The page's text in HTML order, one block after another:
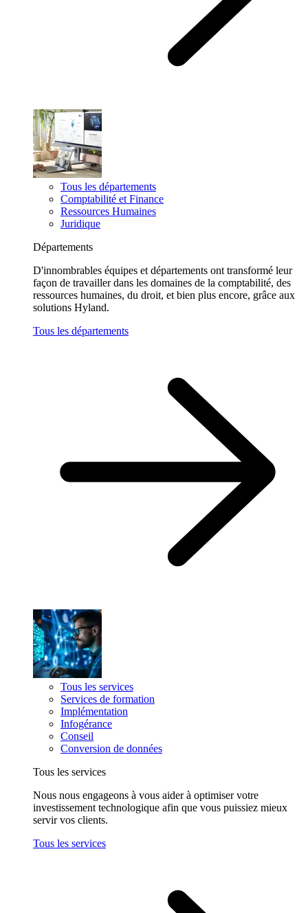
Tous les départements
Comptabilité et Finance
Ressources Humaines
Juridique
Départements
D'innombrables équipes et départements ont transformé leur
façon de travailler dans les domaines de la comptabilité, des
ressources humaines, du droit, et bien plus encore, grâce aux
solutions Hyland.
Tous les départements
Tous les services
Services de formation
Implémentation
Infogérance
Conseil
Conversion de données
Tous les services
Nous nous engageons à vous aider à optimiser votre
investissement technologique afin que vous puissiez mieux
servir vos clients.
Tous les services